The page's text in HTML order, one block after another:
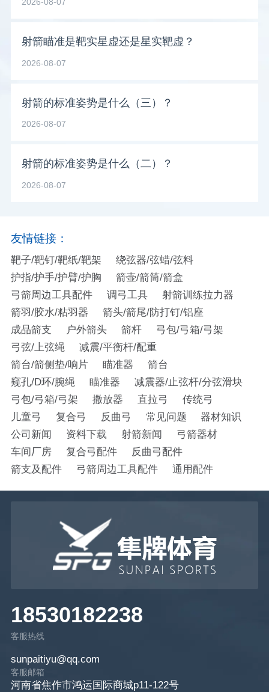
2026-08-07
射箭瞄准是靶实星虚还是星实靶虚？
2026-08-07
射箭的标准姿势是什么（三）？
2026-08-07
射箭的标准姿势是什么（二）？
2026-08-07
友情链接：
靶子/靶钉/靶纸/靶架
绕弦器/弦蜡/弦料
护指/护手/护臂/护胸
箭壶/箭筒/箭盒
弓箭周边工具配件
调弓工具
射箭训练拉力器
箭羽/胶水/粘羽器
箭头/箭尾/防打钉/铝座
成品箭支
户外箭头 箭杆
弓包/弓箱/弓架
弓弦/上弦绳
减震/平衡杆/配重
箭台/箭侧垫/响片
瞄准器
箭台
窥孔/D环/腕绳
瞄准器
减震器/止弦杆/分弦滑块
弓包/弓箱/弓架
撒放器 直拉弓
传统弓
儿童弓
复合弓 反曲弓 常见问题
器材知识
公司新闻
资料下载 射箭新闻
弓箭器材
车间厂房
复合弓配件
反曲弓配件
箭支及配件
弓箭周边工具配件 通用配件
18530182238
客服热线
sunpaitiyu@qq.com
客服邮箱
河南省焦作市鸿运国际商城p11-122号